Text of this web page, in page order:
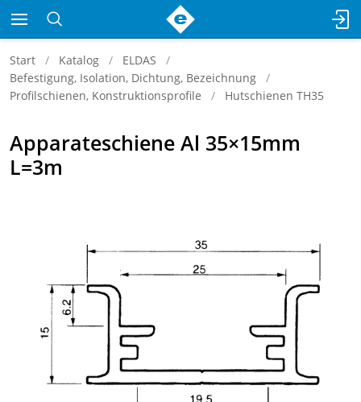
Start Katalog
ELDAS
Befestigung, Isolation, Dichtung, Bezeichnung
Profilschienen, Konstruktionsprofile
Hutschienen TH35
Apparateschiene Al 35×15mm
L=3m